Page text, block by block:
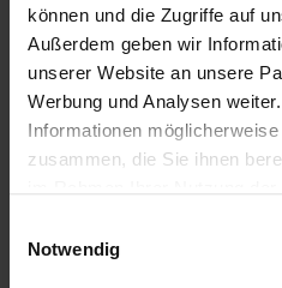
können und die Zugriffe auf
Außerdem geben wir
unserer Website an unsere
Werbung und Analysen
Informationen
zusammen, die Sie ihnen
Notwendig
Empfehlungschreiben / Zeugnisse